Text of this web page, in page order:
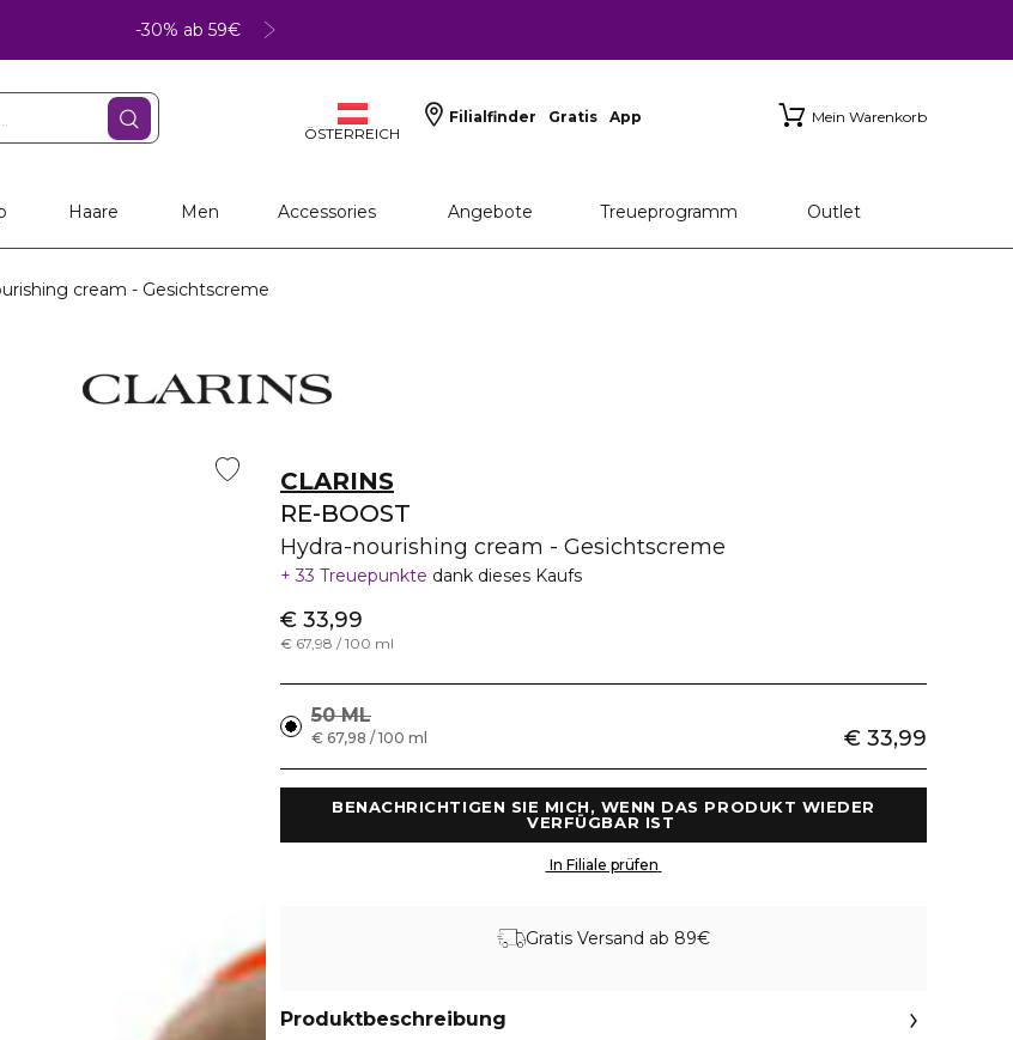
-30% ab 59€
ÖSTERREICH
Filialfinder Gratis App Mein Warenkorb
Haare Men Accessories Angebote Treueprogramm Outlet
cream - Gesichtscreme
CLARINS
RE-BOOST
Hydra-nourishing cream - Gesichtscreme
33 Treuepunkte dank dieses Kaufs
€ 33,99
€ 67,98 / 100 ml
50 ML
€ 33,99
€ 67,98 / 100 ml
BENACHRICHTIGEN SIE MICH, WENN DAS PRODUKT WIEDER
Gratis Versand ab 89€
Produktbeschreibung